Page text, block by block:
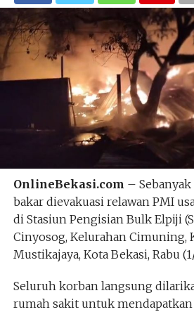
OnlineBekasi.com –
bakar dievakuasi relawan PMI
di Stasiun Pengisian Bulk Elpiji
Cinyosog, Kelurahan Cimuning,
Mustikajaya, Kota Bekasi, Rabu
Seluruh korban langsung
rumah sakit untuk